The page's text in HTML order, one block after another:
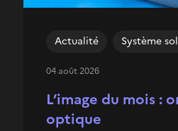
L’image du mois :
optique
Actualité Système
04 août 2026